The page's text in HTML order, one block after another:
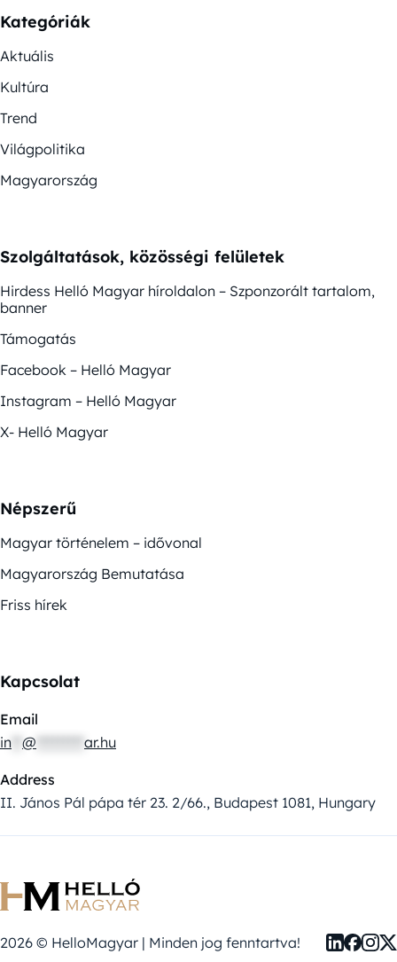
Kategóriák
Aktuális
Kultúra
Trend
Világpolitika
Magyarország
Szolgáltatások, közösségi felületek
Hirdess Helló Magyar híroldalon – Szponzorált tartalom,
banner
Támogatás
Facebook – Helló Magyar
Instagram – Helló Magyar
X- Helló Magyar
Népszerű
Magyar történelem – idővonal
Magyarország Bemutatása
Friss hírek
Kapcsolat
Email
in @ ar.hu
Address
II. János Pál pápa tér 23. 2/66., Budapest 1081, Hungary
2026 © HelloMagyar | Minden jog fenntartva!